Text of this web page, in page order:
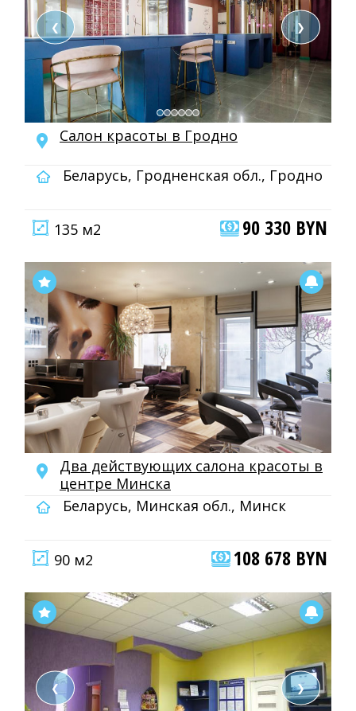
❮ ❯
Салон красоты в Гродно
Беларусь, Гродненская обл., Гродно
135 м2 90 330 BYN
Два действующих салона красоты в
центре Минска
Беларусь, Минская обл., Минск
90 м2 108 678 BYN
❮ ❯